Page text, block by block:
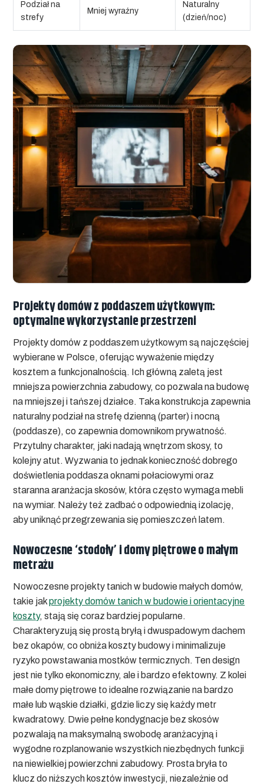
Podział na
strefy
Mniej wyraźny
Naturalny
(dzień/noc)
Projekty domów z poddaszem użytkowym:
optymalne wykorzystanie przestrzeni
Projekty domów z poddaszem użytkowym są najczęściej
wybierane w Polsce, oferując wyważenie między
kosztem a funkcjonalnością. Ich główną zaletą jest
mniejsza powierzchnia zabudowy, co pozwala na budowę
na mniejszej i tańszej działce. Taka konstrukcja zapewnia
naturalny podział na strefę dzienną (parter) i nocną
(poddasze), co zapewnia domownikom prywatność.
Przytulny charakter, jaki nadają wnętrzom skosy, to
kolejny atut. Wyzwania to jednak konieczność dobrego
doświetlenia poddasza oknami połaciowymi oraz
staranna aranżacja skosów, która często wymaga mebli
na wymiar. Należy też zadbać o odpowiednią izolację,
aby uniknąć przegrzewania się pomieszczeń latem.
Nowoczesne ‘stodoły’ i domy piętrowe o małym
metrażu
Nowoczesne projekty tanich w budowie małych domów,
takie jakprojekty domów tanich w budowie i orientacyjne
koszty, stają się coraz bardziej popularne.
Charakteryzują się prostą bryłą i dwuspadowym dachem
bez okapów, co obniża koszty budowy i minimalizuje
ryzyko powstawania mostków termicznych. Ten design
jest nie tylko ekonomiczny, ale i bardzo efektowny. Z kolei
małe domy piętrowe to idealne rozwiązanie na bardzo
małe lub wąskie działki, gdzie liczy się każdy metr
kwadratowy. Dwie pełne kondygnacje bez skosów
pozwalają na maksymalną swobodę aranżacyjną i
wygodne rozplanowanie wszystkich niezbędnych funkcji
na niewielkiej powierzchni zabudowy. Prosta bryła to
klucz do niższych kosztów inwestycji, niezależnie od